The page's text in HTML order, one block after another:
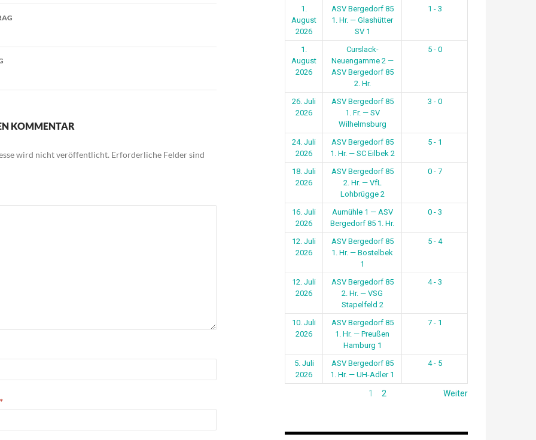
KOMMENTAR
wird nicht veröffentlicht. Erforderliche Felder sind
*
1.
August
2026
ASV Bergedorf 85
1. Hr. — Glashütter
SV 1
1 - 3
1.
August
2026
Curslack-
Neuengamme 2 —
ASV Bergedorf 85
2. Hr.
5 - 0
26. Juli
2026
ASV Bergedorf 85
1. Fr. — SV
Wilhelmsburg
3 - 0
24. Juli
2026
ASV Bergedorf 85
1. Hr. — SC Eilbek 2
5 - 1
18. Juli
2026
ASV Bergedorf 85
2. Hr. — VfL
Lohbrügge 2
0 - 7
16. Juli
2026
Aumühle 1 — ASV
Bergedorf 85 1. Hr.
0 - 3
12. Juli
2026
ASV Bergedorf 85
1. Hr. — Bostelbek
1
5 - 4
12. Juli
2026
ASV Bergedorf 85
2. Hr. — VSG
Stapelfeld 2
4 - 3
10. Juli
2026
ASV Bergedorf 85
1. Hr. — Preußen
Hamburg 1
7 - 1
5. Juli
2026
ASV Bergedorf 85
1. Hr. — UH-Adler 1
4 - 5
1 2 Weiter